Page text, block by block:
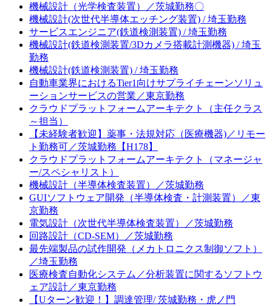
機械設計（光学検査装置）／茨城勤務〇
機械設計(次世代半導体エッチング装置) / 埼玉勤務
サービスエンジニア(鉄道検測装置) / 埼玉勤務
機械設計(鉄道検測装置/3Dカメラ搭載計測機器) / 埼玉
勤務
機械設計(鉄道検測装置) / 埼玉勤務
自動車業界におけるTier1向けサプライチェーンソリュ
ーションサービスの営業／東京勤務
クラウドプラットフォームアーキテクト（主任クラス
～担当）
【未経験者歓迎】薬事・法規対応（医療機器)／リモー
ト勤務可／茨城勤務【H178】
クラウドプラットフォームアーキテクト（マネージャ
ー/スペシャリスト）
機械設計（半導体検査装置）／茨城勤務
GUIソフトウェア開発（半導体検査・計測装置）／東
京勤務
電気設計（次世代半導体検査装置）／茨城勤務
回路設計（CD-SEM）／茨城勤務
最先端製品の試作開発（メカトロニクス制御ソフト）
／埼玉勤務
医療検査自動化システム／分析装置に関するソフトウ
ェア設計／東京勤務
【Uターン歓迎！】調達管理/ 茨城勤務・虎ノ門